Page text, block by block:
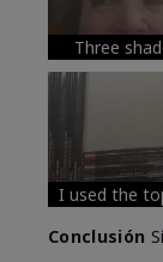
Three
I used the
Conclusión